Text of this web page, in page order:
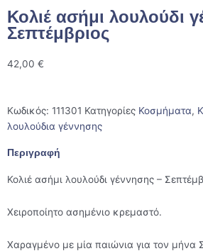
Κολιέ ασήμι λουλούδι
Σεπτέμβριος
42,00 €
Κωδικός: 111301 Κατηγορίες Κοσμήματα,
λουλούδια γέννησης
Περιγραφή
Κολιέ ασήμι λουλούδι γέννησης –
Χειροποίητο ασημένιο κρεμαστό.
Χαραγμένο με μία παιώνια για τον μήνα